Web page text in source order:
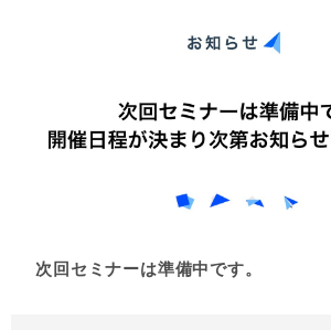
次回セミナーは準備中です。